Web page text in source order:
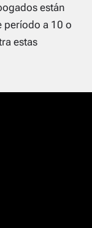
están
período a 10 o
estas